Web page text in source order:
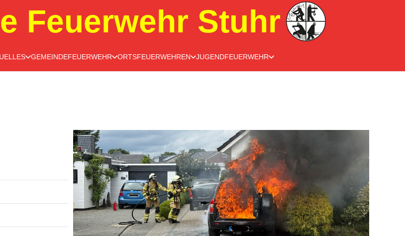
Feuerwehr Stuhr
GEMEINDEFEUERWEHR ORTSFEUERWEHREN JUGENDFEUERWEHR